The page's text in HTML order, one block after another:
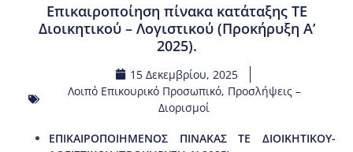
Επικαιροποίηση πίνακα κατάταξης ΤΕ
Διοικητικού – Λογιστικού (Προκήρυξη Α’
2025).
15 Δεκεμβρίου, 2025
Λοιπό Επικουρικό Προσωπικό, Προσλήψεις –
Διορισμοί
ΕΠΙΚΑΙΡΟΠΟΙΗΜΕΝΟΣ ΠΙΝΑΚΑΣ ΤΕ ΔΙΟΙΚΗΤΙΚΟΥ-